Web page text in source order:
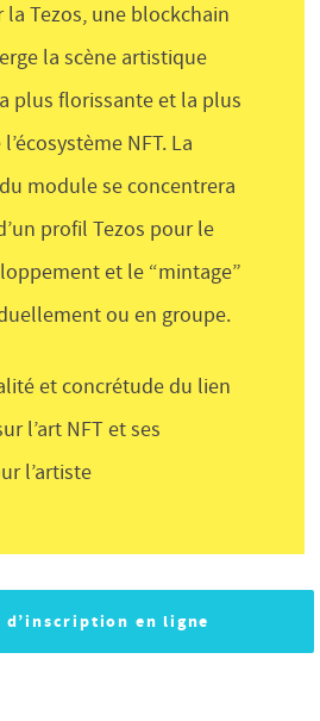
Tezos, une blockchain
la scène artistique
plus florissante et la plus
NFT. La
module se concentrera
profil Tezos pour le
et le “mintage”
ou en groupe.
et concrétude du lien
l’art NFT et ses
l’artiste
d’inscription en ligne